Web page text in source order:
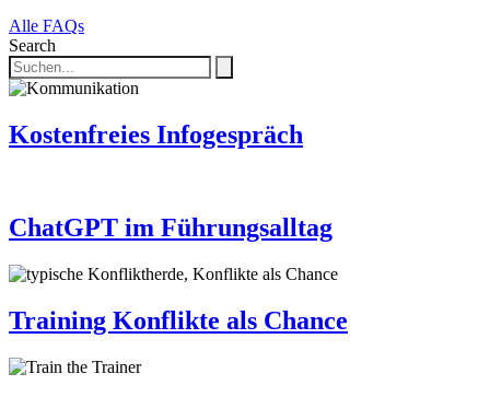
Alle FAQs
Search
Kostenfreies Infogespräch
ChatGPT im Führungsalltag
Training Konflikte als Chance